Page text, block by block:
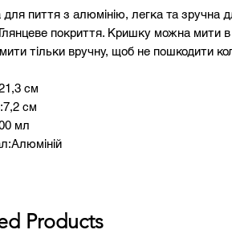
пиття з алюмінію, легка та зручна
покриття. Кришку можна мити в
тільки вручну, щоб не пошкодити
см
см
мл
Products